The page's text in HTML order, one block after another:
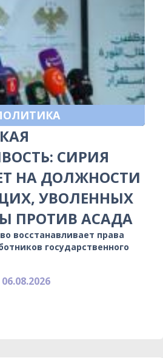
СИРИЯ
НА ДОЛЖНОСТИ
УВОЛЕННЫХ
ПРОТИВ АСАДА
восстанавливает права
государственного
06.08.2026